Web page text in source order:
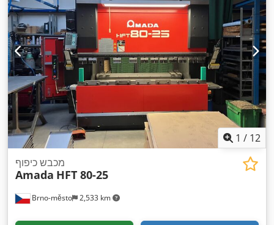
1 / 12
Brno-město 2,533 km
מכבש כיפוף
Amada HFT 80-25